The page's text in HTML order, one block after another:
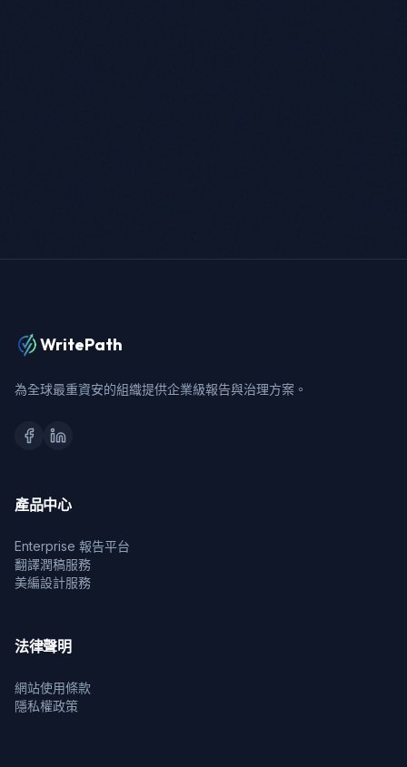
WritePath
為全球最重資安的組織提供企業級報告與治理方案。
產品中心
Enterprise 報告平台
翻譯潤稿服務
美編設計服務
法律聲明
網站使用條款
隱私權政策